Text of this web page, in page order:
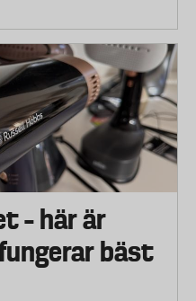
– här är
bäst